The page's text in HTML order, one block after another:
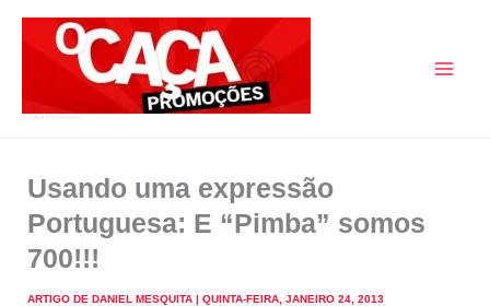
Usando uma expressão
Portuguesa: E “Pimba” somos
700!!!
ARTIGO DE DANIEL MESQUITA | QUINTA-FEIRA, JANEIRO 24, 2013